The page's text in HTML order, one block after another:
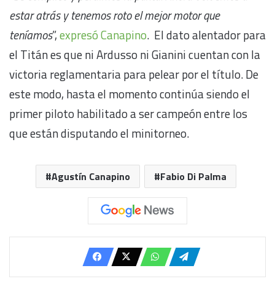
estar atrás y tenemos roto el mejor motor que
teníamos”,expresó Canapino. El dato alentador para
el Titán es que ni Ardusso ni Gianini cuentan con la
victoria reglamentaria para pelear por el título. De
este modo, hasta el momento continúa siendo el
primer piloto habilitado a ser campeón entre los
que están disputando el minitorneo.
Agustín Canapino Fabio Di Palma